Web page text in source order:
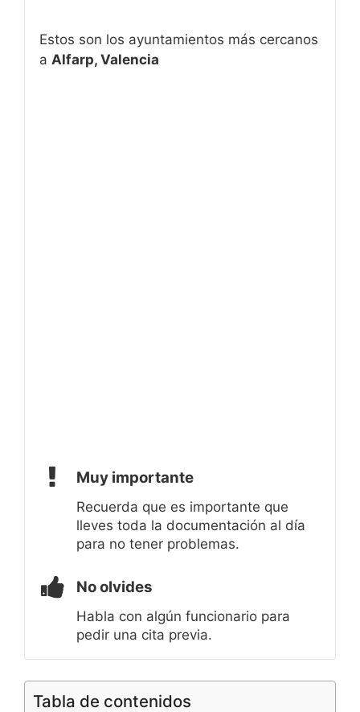
Estos son los ayuntamientos más cercanos
a Alfarp, Valencia
Muy importante
Recuerda que es importante que
lleves toda la documentación al día
para no tener problemas.
No olvides
Habla con algún funcionario para
pedir una cita previa.
Tabla de contenidos